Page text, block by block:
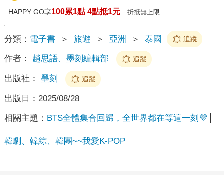
HAPPY GO享100累1點 4點抵1元 折抵無上限
分類： 電子書 ＞ 旅遊 ＞ 亞洲 ＞ 泰國 追蹤
作者： 趙思語、墨刻編輯部 追蹤
出版社： 墨刻 追蹤
出版日： 2025/08/28
相關主題： BTS全體集合回歸，全世界都在等這一刻💜
韓劇、韓綜、韓團~~我愛K-POP